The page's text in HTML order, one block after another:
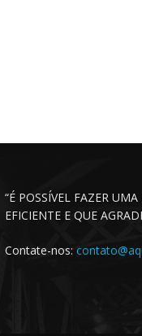
“É POSSÍVEL FAZER
EFICIENTE E QUE
Contate-nos: